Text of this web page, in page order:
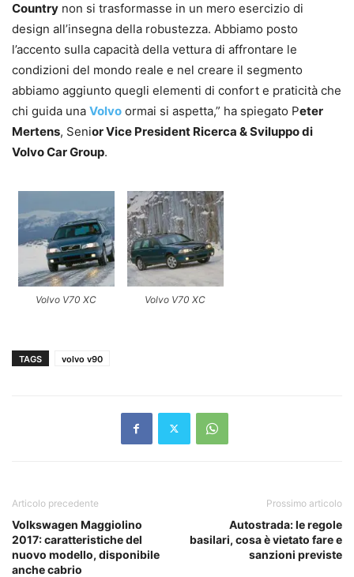
Country non si trasformasse in un mero esercizio di
design all’insegna della robustezza. Abbiamo posto
l’accento sulla capacità della vettura di affrontare le
condizioni del mondo reale e nel creare il segmento
abbiamo aggiunto quegli elementi di confort e praticità che
chi guida una Volvo ormai si aspetta,” ha spiegato Peter
Mertens, Senior Vice President Ricerca & Sviluppo di
Volvo Car Group.
Volvo V70 XC Volvo V70 XC
TAGS volvo v90
Articolo precedente
Volkswagen Maggiolino
2017: caratteristiche del
nuovo modello, disponibile
anche cabrio
Prossimo articolo
Autostrada: le regole
basilari, cosa è vietato fare e
sanzioni previste